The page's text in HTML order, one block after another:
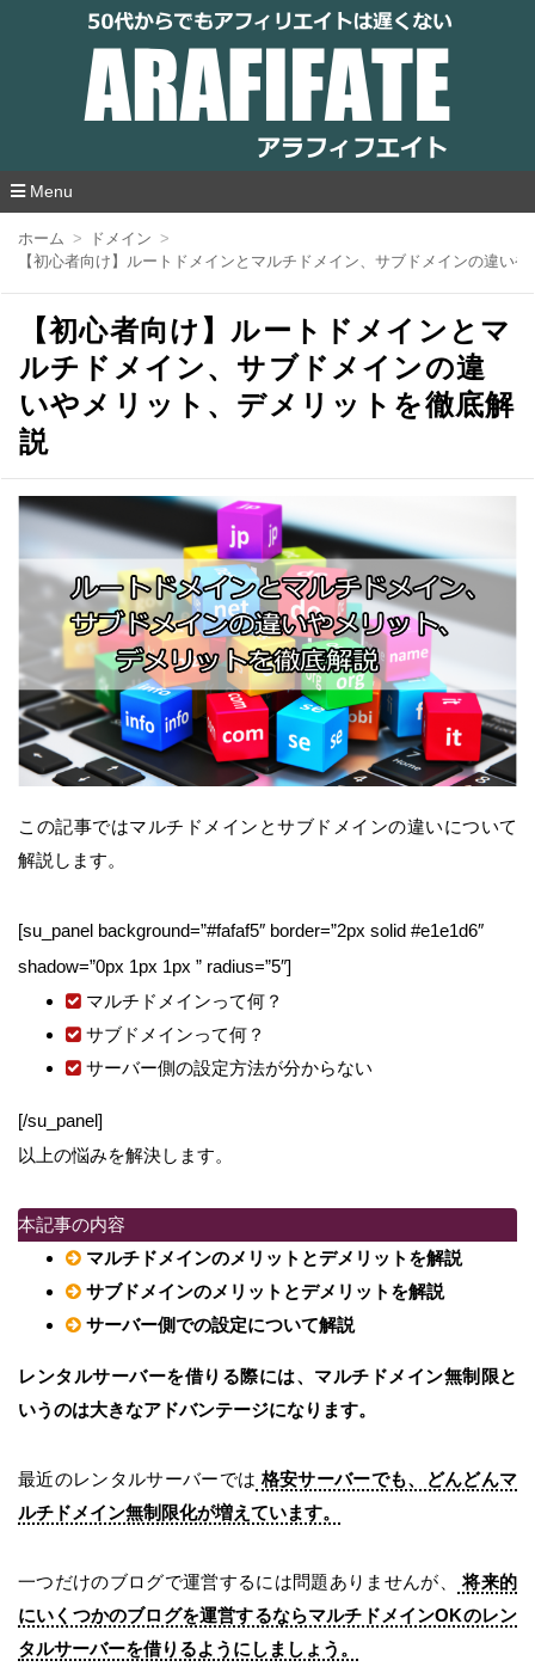
アラフィフエイト｜ 50代からでもアフィリ
エイトは遅くない
Menu
ホーム
ドメイン
【初心者向け】ルートドメインとマルチドメイン、サブドメインの違い
【初心者向け】ルートドメインとマ
ルチドメイン、サブドメインの違
いやメリット、デメリットを徹底解
説
この記事ではマルチドメインとサブドメインの違いについて
解説します。
[su_panel background=”#fafaf5″ border=”2px solid #e1e1d6″
shadow=”0px 1px 1px ” radius=”5″]
マルチドメインって何？
サブドメインって何？
サーバー側の設定方法が分からない
[/su_panel]
以上の悩みを解決します。
本記事の内容
マルチドメインのメリットとデメリットを解説
サブドメインのメリットとデメリットを解説
サーバー側での設定について解説
レンタルサーバーを借りる際には、マルチドメイン無制限と
いうのは大きなアドバンテージになります。
最近のレンタルサーバーでは 格安サーバーでも、どんどんマ
ルチドメイン無制限化が増えています。
一つだけのブログで運営するには問題ありませんが、
将来的
にいくつかのブログを運営するならマルチドメインOKのレン
タルサーバーを借りるようにしましょう。